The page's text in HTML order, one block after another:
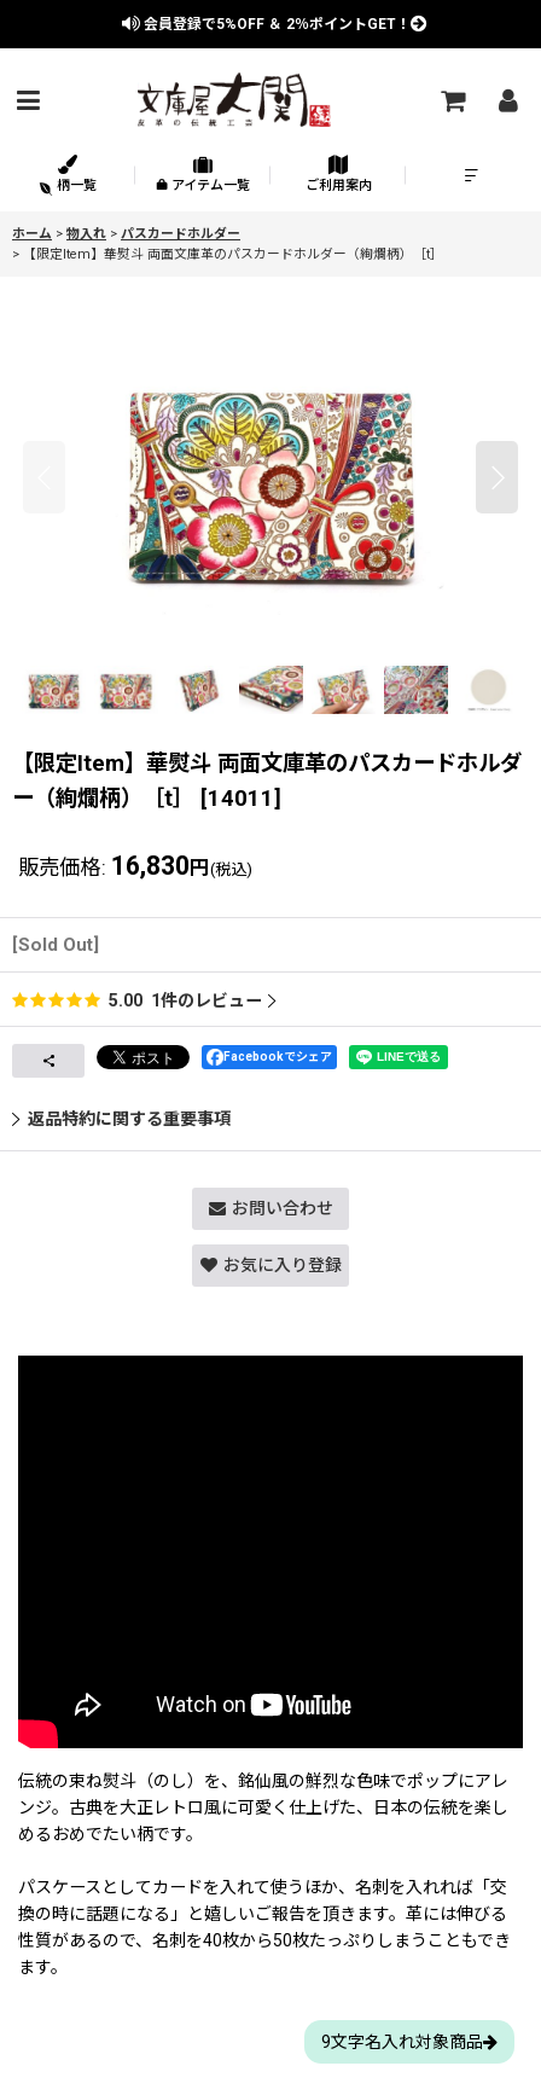
会員登録で5%OFF ＆ 2％ポイントGET！
柄一覧 アイテム一覧 ご利用案内
ホーム > 物入れ > パスカードホルダー
>
【限定Item】華熨斗 両面文庫革のパスカードホルダー（絢爛柄）［t］
【限定Item】華熨斗 両面文庫革のパスカードホルダ
ー（絢爛柄）［t］
[14011]
販売価格: 16,830 円 (税込)
[Sold Out]
5.00 1件のレビュー
Facebookでシェア
返品特約に関する重要事項
お問い合わせ
お気に入り登録
伝統の束ね熨斗（のし）を、銘仙風の鮮烈な色味でポップにアレ
ンジ。古典を大正レトロ風に可愛く仕上げた、日本の伝統を楽し
めるおめでたい柄です。
パスケースとしてカードを入れて使うほか、名刺を入れれば「交
換の時に話題になる」と嬉しいご報告を頂きます。革には伸びる
性質があるので、名刺を40枚から50枚たっぷりしまうこともでき
ます。
9文字名入れ対象商品